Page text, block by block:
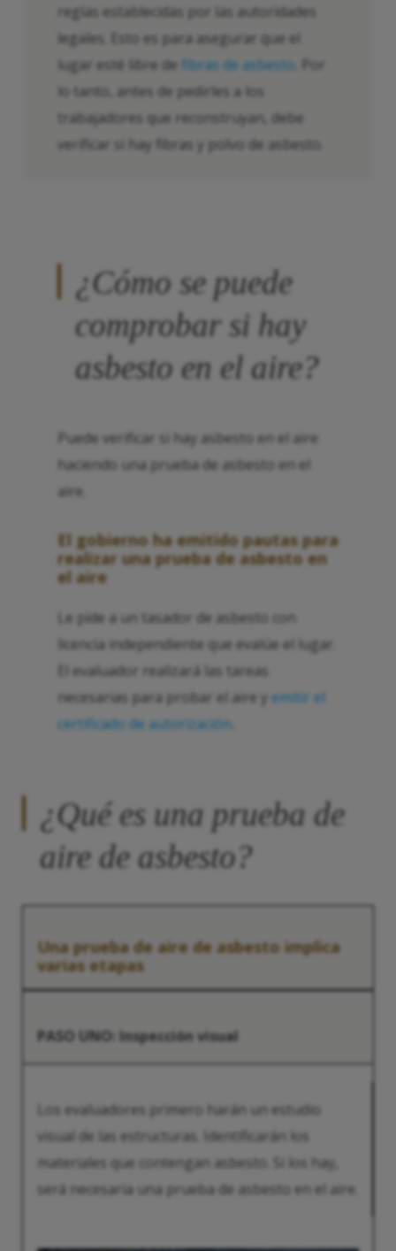
reglas establecidas por las autoridades
legales. Esto es para asegurar que el
lugar esté libre de fibras de asbesto . Por
lo tanto, antes de pedirles a los
trabajadores que reconstruyan, debe
verificar si hay fibras y polvo de asbesto.
¿Cómo se puede
comprobar si hay
asbesto en el aire?
Puede verificar si hay asbesto en el aire
haciendo una prueba de asbesto en el
aire.
El gobierno ha emitido pautas para
realizar una prueba de asbesto en
el aire
Le pide a un tasador de asbesto con
licencia independiente que evalúe el lugar.
El evaluador realizará las tareas
necesarias para probar el aire y emitir el
certificado de autorización
¿Qué es una prueba de
aire de asbesto?
Una prueba de aire de asbesto implica
varias etapas
PASO UNO: Inspección visual
Los evaluadores primero harán un estudio
visual de las estructuras. Identificarán los
materiales que contengan asbesto. Si los hay,
será necesaria una prueba de asbesto en el aire.